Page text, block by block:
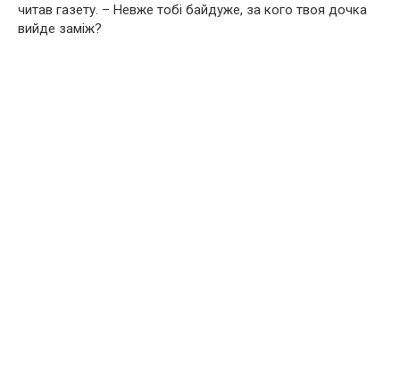
читав газету. – Невже тобі байдуже, за кого твоя дочка
вийде заміж?